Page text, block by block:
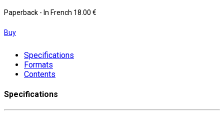
Paperback - In French 18.00 €
Buy
Specifications
Formats
Contents
Specifications